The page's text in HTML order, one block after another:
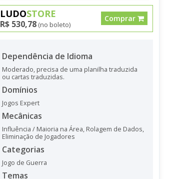
LUDOSTORE
R$ 530,78 (no boleto)
Comprar
Dependência de Idioma
Moderado, precisa de uma planilha traduzida
ou cartas traduzidas.
Domínios
Jogos Expert
Mecânicas
Influência / Maioria na Área, Rolagem de Dados,
Eliminação de Jogadores
Categorias
Jogo de Guerra
Temas